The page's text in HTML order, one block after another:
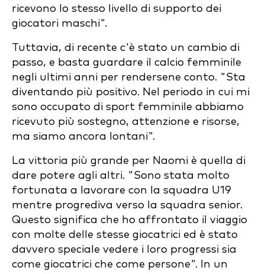
ricevono lo stesso livello di supporto dei
giocatori maschi".
Tuttavia, di recente c'è stato un cambio di
passo, e basta guardare il calcio femminile
negli ultimi anni per rendersene conto. "Sta
diventando più positivo. Nel periodo in cui mi
sono occupato di sport femminile abbiamo
ricevuto più sostegno, attenzione e risorse,
ma siamo ancora lontani".
La vittoria più grande per Naomi è quella di
dare potere agli altri. "Sono stata molto
fortunata a lavorare con la squadra U19
mentre progrediva verso la squadra senior.
Questo significa che ho affrontato il viaggio
con molte delle stesse giocatrici ed è stato
davvero speciale vedere i loro progressi sia
come giocatrici che come persone". In un